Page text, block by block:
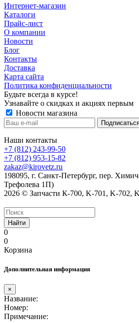
Интернет-магазин
Каталоги
Прайс-лист
О компании
Новости
Блог
Контакты
Доставка
Карта сайта
Политика конфиденциальности
Будьте всегда в курсе!
Узнавайте о скидках и акциях первым
Новости магазина
Наши контакты
+7 (812) 243-99-50
+7 (812) 953-15-82
zakaz@kirovetz.ru
198095, г. Санкт-Петербург, пер.
Трефолева 1П)
2026 © Запчасти К-700, K-701, K-702,
Найти
0
0
Корзина
Дополнительная информация
×
Название:
Номер:
Примечание: